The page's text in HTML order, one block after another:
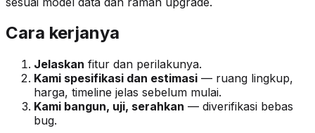
Cara kerjanya
Jelaskan fitur dan perilakunya.
Kami spesifikasi dan estimasi — ruang lingkup,
harga, timeline jelas sebelum mulai.
Kami bangun, uji, serahkan — diverifikasi bebas
bug.